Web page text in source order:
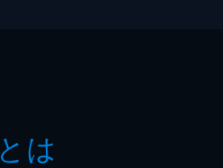
とは